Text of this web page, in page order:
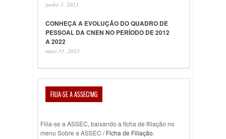
junho 1, 2023
CONHEÇA A EVOLUÇÃO DO QUADRO DE
PESSOAL DA CNEN NO PERÍODO DE 2012
A 2022
maio 31, 2023
FILIA-SE A ASSEC/MG
Filia-se a ASSEC, baixando a ficha de filiação no
menu Sobre a ASSEC /Ficha de Filiação.